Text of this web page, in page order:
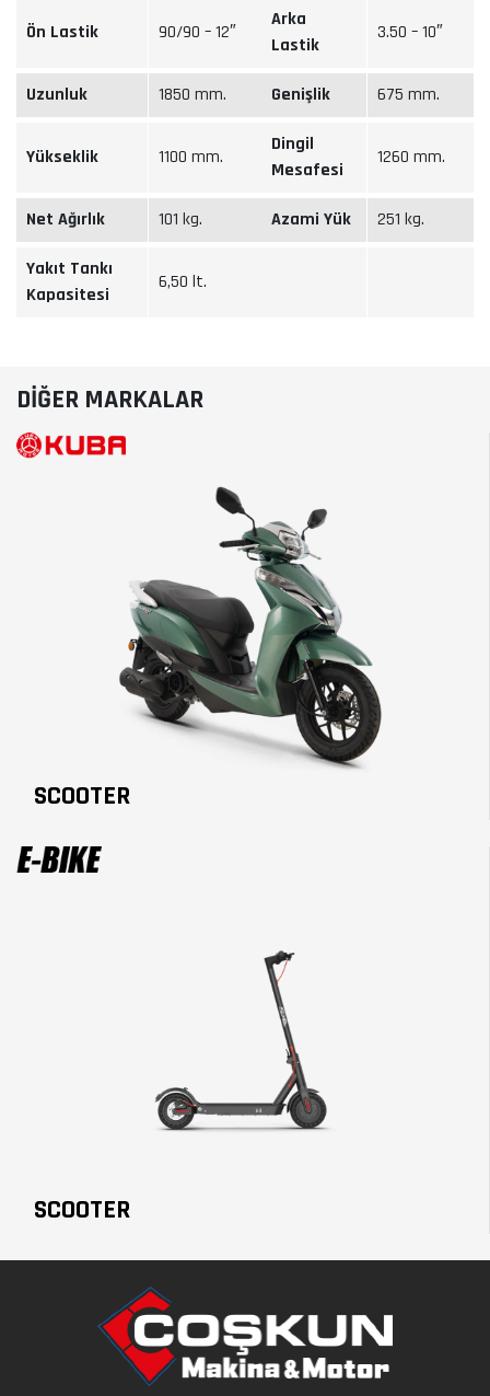
Ön Lastik 90/90 – 12″
Arka
Lastik
3.50 – 10″
Uzunluk 1850 mm. Genişlik 675 mm.
Yükseklik 1100 mm.
Dingil
Mesafesi
1260 mm.
Net Ağırlık 101 kg. Azami Yük 251 kg.
Yakıt Tankı
Kapasitesi
6,50 lt.
DİĞER MARKALAR
SCOOTER
SCOOTER